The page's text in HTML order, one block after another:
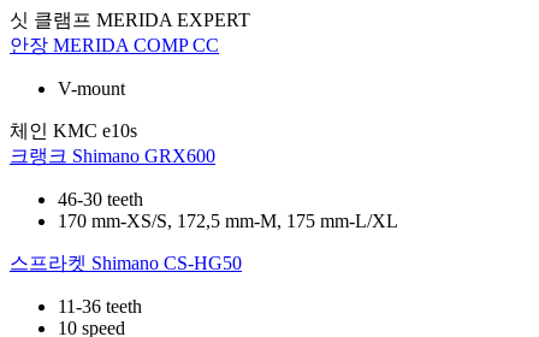
싯 클램프 MERIDA EXPERT
안장 MERIDA COMP CC
V-mount
체인 KMC e10s
크랭크 Shimano GRX600
46-30 teeth
170 mm-XS/S, 172,5 mm-M, 175 mm-L/XL
스프라켓 Shimano CS-HG50
11-36 teeth
10 speed